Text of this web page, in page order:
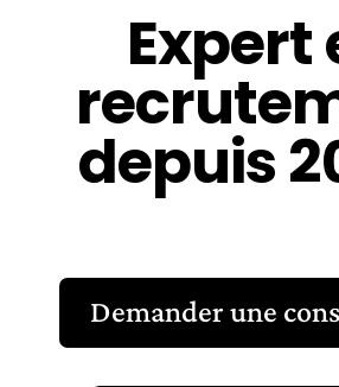
Expert
depuis
Demander une